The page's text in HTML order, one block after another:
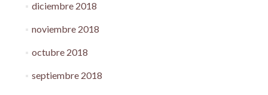
diciembre 2018
noviembre 2018
octubre 2018
septiembre 2018